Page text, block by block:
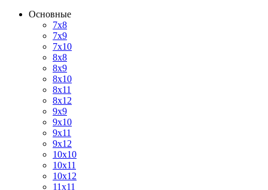
Основные
7х8
7х9
7х10
8х8
8х9
8х10
8х11
8х12
9х9
9х10
9х11
9х12
10х10
10х11
10х12
11х11